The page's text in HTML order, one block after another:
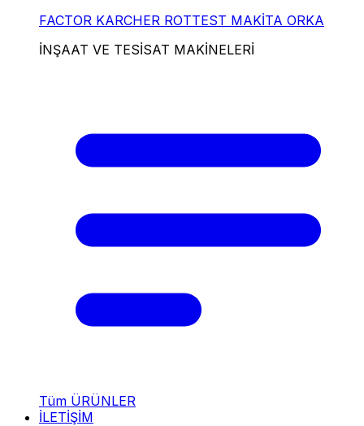
FACTOR KARCHER ROTTEST MAKİTA ORKA
İNŞAAT VE TESİSAT MAKİNELERİ
Tüm ÜRÜNLER
İLETİŞİM